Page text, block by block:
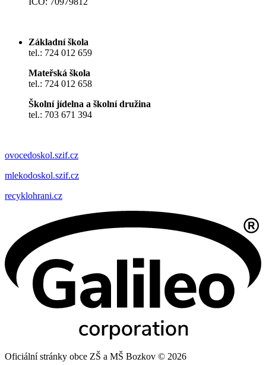
Základní škola
tel.: 724 012 659
Mateřská škola
tel.: 724 012 658
Školní jídelna a školní družina
tel.: 703 671 394
ovocedoskol.szif.cz
mlekodoskol.szif.cz
recyklohrani.cz
Oficiální stránky obce ZŠ a MŠ Bozkov © 2026